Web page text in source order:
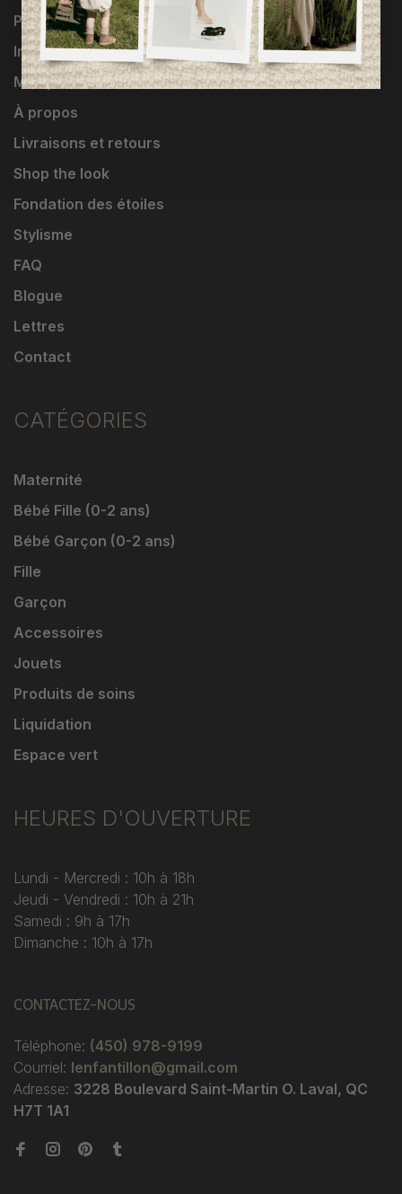
Programme Loyauté
Influenceuses
Marques
À propos
Livraisons et retours
Shop the look
Fondation des étoiles
Stylisme
FAQ
Blogue
Lettres
Contact
CATÉGORIES
Maternité
Bébé Fille (0-2 ans)
Bébé Garçon (0-2 ans)
Fille
Garçon
Accessoires
Jouets
Produits de soins
Liquidation
Espace vert
HEURES D'OUVERTURE
Lundi - Mercredi : 10h à 18h
Jeudi - Vendredi : 10h à 21h
Samedi : 9h à 17h
Dimanche : 10h à 17h
CONTACTEZ-NOUS
Téléphone: (450) 978-9199
Courriel: lenfantillon@gmail.com
Adresse: 3228 Boulevard Saint-Martin O. Laval, QC
H7T 1A1